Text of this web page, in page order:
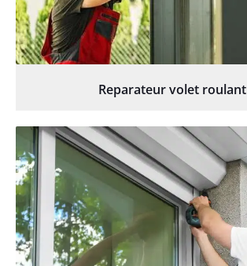
Reparateur volet roulant